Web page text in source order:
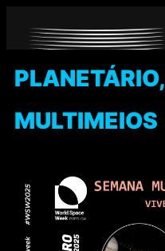
PLANETÁRIO,
MULTIMEIOS